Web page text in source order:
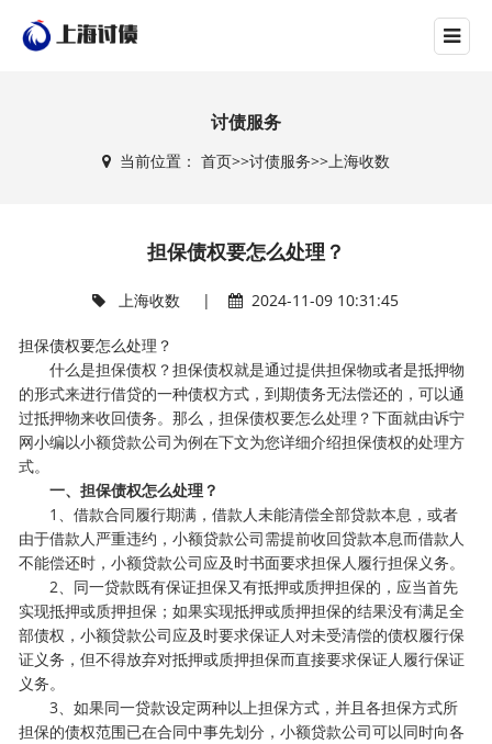
讨债服务
当前位置： 首页>>讨债服务>>上海收数
担保债权要怎么处理？
上海收数 | 2024-11-09 10:31:45
担保债权要怎么处理？
什么是担保债权？担保债权就是通过提供担保物或者是抵押物
的形式来进行借贷的一种债权方式，到期债务无法偿还的，可以通
过抵押物来收回债务。那么，担保债权要怎么处理？下面就由诉宁
网小编以小额贷款公司为例在下文为您详细介绍担保债权的处理方
式。
一、担保债权怎么处理？
1、借款合同履行期满，借款人未能清偿全部贷款本息，或者
由于借款人严重违约，小额贷款公司需提前收回贷款本息而借款人
不能偿还时，小额贷款公司应及时书面要求担保人履行担保义务。
2、同一贷款既有保证担保又有抵押或质押担保的，应当首先
实现抵押或质押担保；如果实现抵押或质押担保的结果没有满足全
部债权，小额贷款公司应及时要求保证人对未受清偿的债权履行保
证义务，但不得放弃对抵押或质押担保而直接要求保证人履行保证
义务。
3、如果同一贷款设定两种以上担保方式，并且各担保方式所
担保的债权范围已在合同中事先划分，小额贷款公司可以同时向各